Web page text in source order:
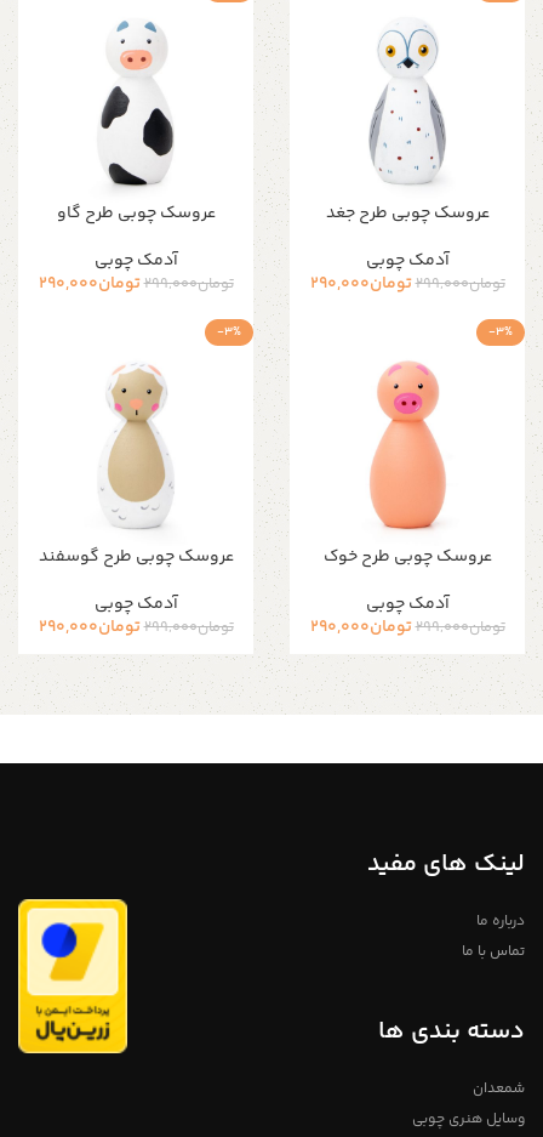
عروسک چوبی طرح جغد
آدمک چوبی
تومان299,000تومان290,000
عروسک چوبی طرح گاو
آدمک چوبی
تومان299,000تومان290,000
-3%
عروسک چوبی طرح خوک
آدمک چوبی
تومان299,000تومان290,000
-3%
عروسک چوبی طرح گوسفند
آدمک چوبی
تومان299,000تومان290,000
لینک های مفید
درباره ما
تماس با ما
دسته بندی ها
شمعدان
وسایل هنری چوبی